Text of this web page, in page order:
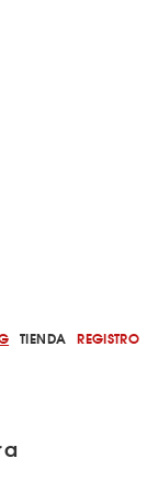
TIENDA REGISTRO